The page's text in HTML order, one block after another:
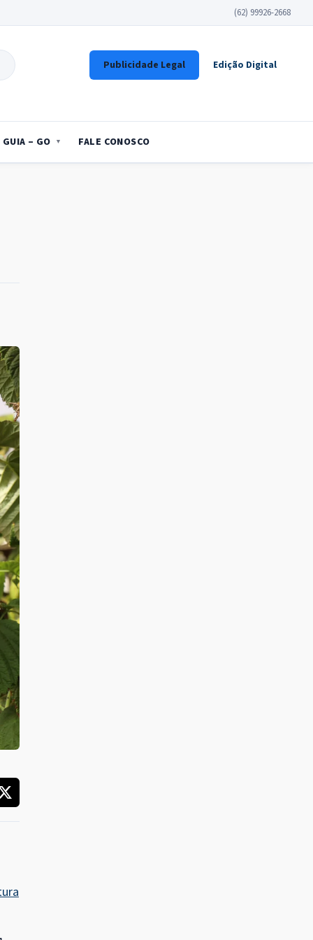
(62) 99926-2668
Publicidade Legal Edição Digital
GUIA – GO FALE CONOSCO